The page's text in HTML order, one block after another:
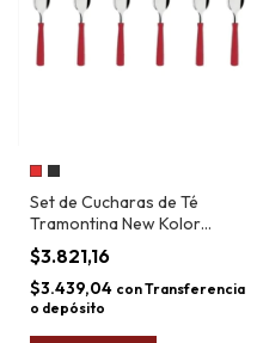
Set de Cucharas de Té
Tramontina New Kolor
Blister x6
$3.821,16
$3.439,04 conTransferencia
o depósito